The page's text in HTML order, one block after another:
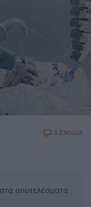
3 ΣΧΟΛΙΑ
στα αποτελέσματα